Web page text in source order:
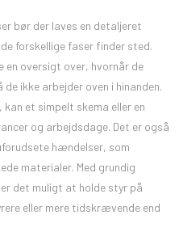
bør der laves en detaljeret
forskellige faser finder sted.
en oversigt over, hvornår de
ikke arbejder oven i hinanden.
et simpelt skema eller en
og arbejdsdage. Det er også
hændelser, som
materialer. Med grundig
det muligt at holde styr på
eller mere tidskrævende end